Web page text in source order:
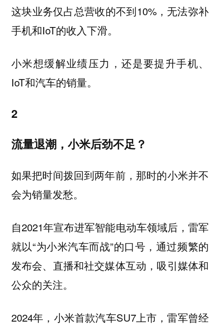
这块业务仅占总营收的不到10%，无法弥补
手机和IoT的收入下滑。
小米想缓解业绩压力，还是要提升手机、
IoT和汽车的销量。
2
流量退潮，小米后劲不足？
如果把时间拨回到两年前，那时的小米并不
会为销量发愁。
自2021年宣布进军智能电动车领域后，雷军
就以“为小米汽车而战”的口号，通过频繁的
发布会、直播和社交媒体互动，吸引媒体和
公众的关注。
2024年，小米首款汽车SU7上市，雷军曾经